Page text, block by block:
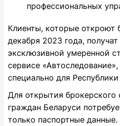
профессиональных
Клиенты, которые откроют
декабря 2023 года,
эксклюзивной умеренной
сервисе
специально для
Для открытия брокерского
граждан Беларуси
только паспортные